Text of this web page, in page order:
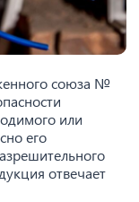
союза №
или
его
отвечает